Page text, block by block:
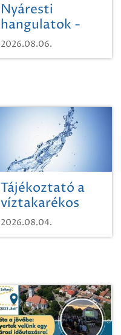
Nyáresti
hangulatok -
Mágnás Miska
2026.08.06.
Tájékoztató a
víztakarékos
vízhasználatról
2026.08.04.